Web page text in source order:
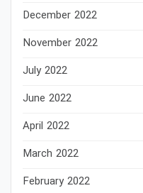
December 2022
November 2022
July 2022
June 2022
April 2022
March 2022
February 2022